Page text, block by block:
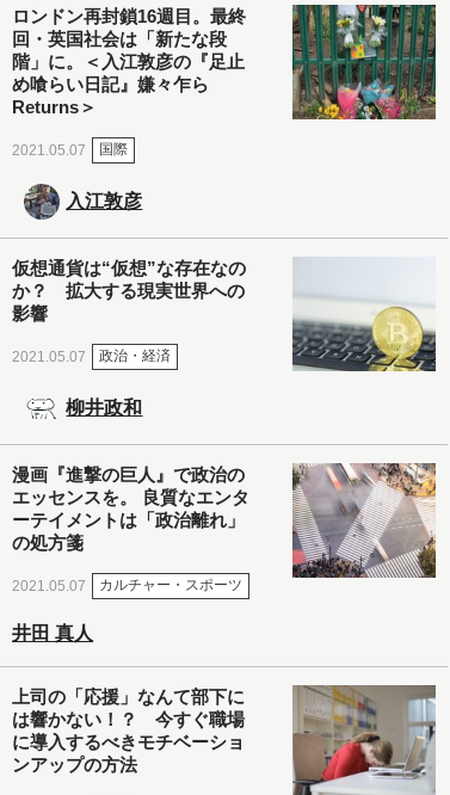
ロンドン再封鎖16週目。最終
回・英国社会は「新たな段
階」に。＜入江敦彦の『足止
め喰らい日記』嫌々乍ら
Returns＞
2021.05.07 国際
入江敦彦
仮想通貨は“仮想”な存在なの
か？ 拡大する現実世界への
影響
2021.05.07 政治・経済
柳井政和
漫画『進撃の巨人』で政治の
エッセンスを。 良質なエンタ
ーテイメントは「政治離れ」
の処方箋
2021.05.07 カルチャー・スポーツ
井田 真人
上司の「応援」なんて部下に
は響かない！？ 今すぐ職場
に導入するべきモチベーショ
ンアップの方法